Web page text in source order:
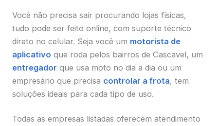
Você não precisa sair procurando lojas físicas,
tudo pode ser feito online, com suporte técnico
direto no celular. Seja você um motorista de
aplicativo que roda pelos bairros de Cascavel, um
entregador que usa moto no dia a dia ou um
empresário que precisa controlar a frota, tem
soluções ideais para cada tipo de uso.
Todas as empresas listadas oferecem atendimento